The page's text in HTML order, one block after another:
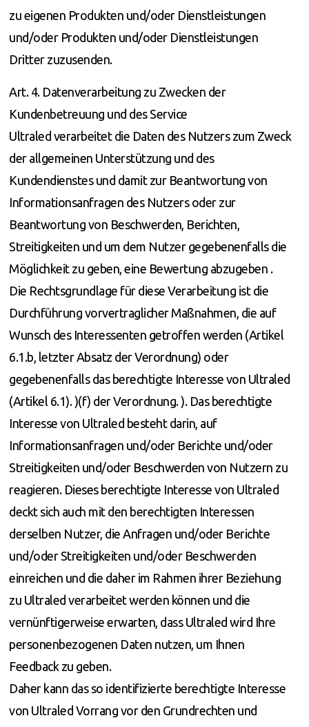
zu eigenen Produkten und/oder Dienstleistungen
und/oder Produkten und/oder Dienstleistungen
Dritter zuzusenden.
Art. 4. Datenverarbeitung zu Zwecken der
Kundenbetreuung und des Service
Ultraled verarbeitet die Daten des Nutzers zum Zweck
der allgemeinen Unterstützung und des
Kundendienstes und damit zur Beantwortung von
Informationsanfragen des Nutzers oder zur
Beantwortung von Beschwerden, Berichten,
Streitigkeiten und um dem Nutzer gegebenenfalls die
Möglichkeit zu geben, eine Bewertung abzugeben .
Die Rechtsgrundlage für diese Verarbeitung ist die
Durchführung vorvertraglicher Maßnahmen, die auf
Wunsch des Interessenten getroffen werden (Artikel
6.1.b, letzter Absatz der Verordnung) oder
gegebenenfalls das berechtigte Interesse von Ultraled
(Artikel 6.1). )(f) der Verordnung. ). Das berechtigte
Interesse von Ultraled besteht darin, auf
Informationsanfragen und/oder Berichte und/oder
Streitigkeiten und/oder Beschwerden von Nutzern zu
reagieren. Dieses berechtigte Interesse von Ultraled
deckt sich auch mit den berechtigten Interessen
derselben Nutzer, die Anfragen und/oder Berichte
und/oder Streitigkeiten und/oder Beschwerden
einreichen und die daher im Rahmen ihrer Beziehung
zu Ultraled verarbeitet werden können und die
vernünftigerweise erwarten, dass Ultraled wird Ihre
personenbezogenen Daten nutzen, um Ihnen
Feedback zu geben.
Daher kann das so identifizierte berechtigte Interesse
von Ultraled Vorrang vor den Grundrechten und